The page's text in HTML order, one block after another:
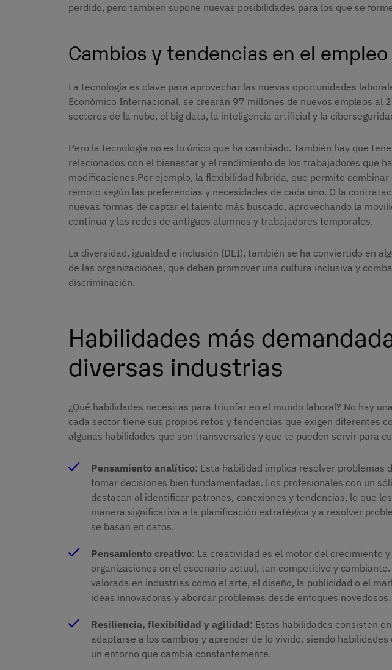
perdido, pero también supone nuevas posibilidades para los que se
Cambios y tendencias en el
La tecnología es clave para aprovechar las nuevas oportunidades
Económico Internacional, se crearán 97 millones de nuevos empleos al
sectores de la nube, el big data, la inteligencia artificial y la
Pero la tecnología no es lo único que ha cambiado. También hay que
relacionados con el bienestar y el rendimiento de los trabajadores que
modificaciones.Por ejemplo, la flexibilidad híbrida, que permite
remoto según las preferencias y necesidades de cada uno. O la
nuevas formas de captar el talento más buscado, aprovechando la
continua y las redes de antiguos alumnos y trabajadores temporales.
La diversidad, igualdad e inclusión (DEI), también se ha conviertido en
de las organizaciones, que deben promover una cultura inclusiva y
discriminación.
Habilidades más
diversas industrias
¿Qué habilidades necesitas para triunfar en el mundo laboral? No hay
cada sector tiene sus propios retos y tendencias que exigen diferentes
algunas habilidades que son transversales y que te pueden servir para
Pensamiento analítico: Esta habilidad implica resolver problemas
tomar decisiones bien fundamentadas. Los profesionales con un
destacan al identificar patrones, conexiones y tendencias, lo que
manera significativa a la planificación estratégica y a resolver
se basan en datos.
Pensamiento creativo: La creatividad es el motor del crecimiento
organizaciones en el escenario actual, tan competitivo y
valorada en industrias como el arte, el diseño, la publicidad o el
ideas innovadoras y abordar problemas desde enfoques novedosos.
Resiliencia, flexibilidad y agilidad: Estas habilidades consisten
adaptarse a los cambios y aprender de lo vivido, siendo
un entorno que cambia constantemente.